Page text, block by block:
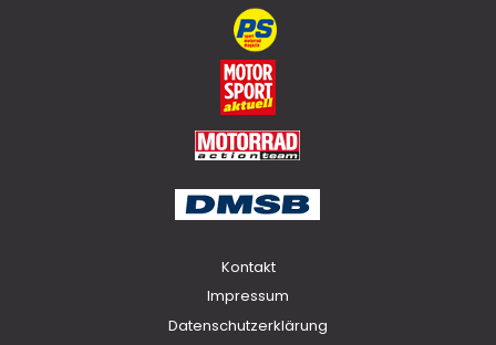
Kontakt
Impressum
Datenschutzerklärung